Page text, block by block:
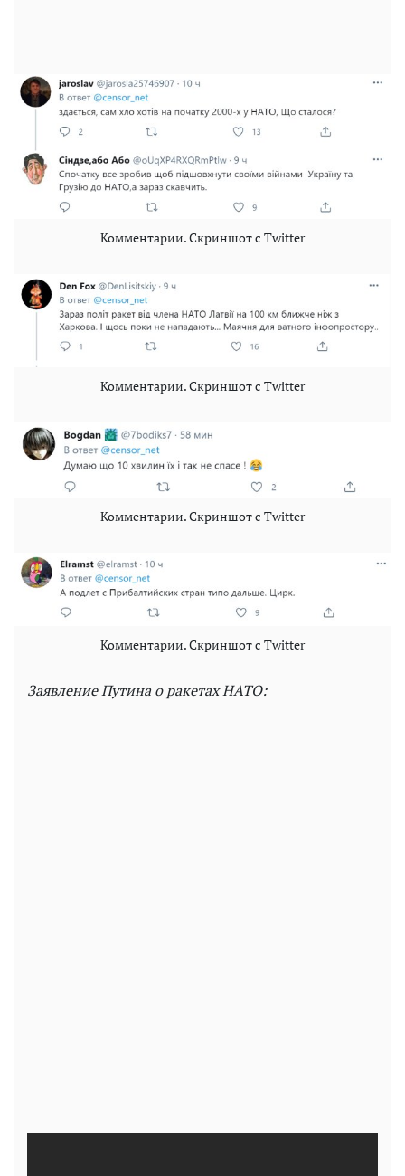
Комментарии. Скриншот с Twitter
Комментарии. Скриншот с Twitter
Комментарии. Скриншот с Twitter
Комментарии. Скриншот с Twitter
Заявление Путина о ракетах НАТО: